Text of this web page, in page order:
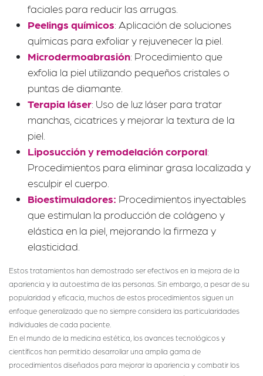
faciales para reducir las arrugas.
Peelings químicos: Aplicación de soluciones
químicas para exfoliar y rejuvenecer la piel.
Microdermoabrasión: Procedimiento que
exfolia la piel utilizando pequeños cristales o
puntas de diamante.
Terapia láser: Uso de luz láser para tratar
manchas, cicatrices y mejorar la textura de la
piel.
Liposucción y remodelación corporal:
Procedimientos para eliminar grasa localizada y
esculpir el cuerpo.
Bioestimuladores: Procedimientos inyectables
que estimulan la producción de colágeno y
elástica en la piel, mejorando la firmeza y
elasticidad.
Estos tratamientos han demostrado ser efectivos en la mejora de la
apariencia y la autoestima de las personas. Sin embargo, a pesar de su
popularidad y eficacia, muchos de estos procedimientos siguen un
enfoque generalizado que no siempre considera las particularidades
individuales de cada paciente.
En el mundo de la medicina estética, los avances tecnológicos y
científicos han permitido desarrollar una amplia gama de
procedimientos diseñados para mejorar la apariencia y combatir los